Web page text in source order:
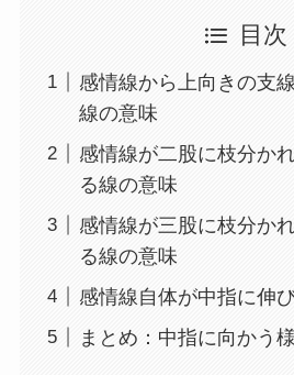
目次
感情線から上向きの支
線の意味
感情線が二股に枝分か
る線の意味
感情線が三股に枝分か
る線の意味
感情線自体が中指に伸
まとめ：中指に向かう